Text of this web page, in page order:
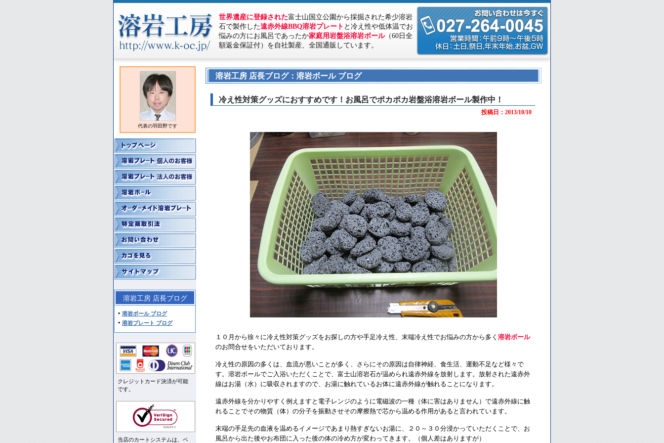
世界遺産に登録された富士山国立公園から採掘された希少溶岩
石で製作した遠赤外線BBQ溶岩プレート と冷え性や低体温でお
悩みの方にお風呂であったか家庭用岩盤浴溶岩ボール（60日全
額返金保証付）を自社製産、全国通販しています。
代表の羽田野です
溶岩工房 店長ブログ
溶岩ボール ブログ
溶岩プレート ブログ
クレジットカード決済が可能
です。
当店のカートシステムは、ベ
溶岩工房 店長ブログ：溶岩ボール ブログ
冷え性対策グッズにおすすめです！お風呂でポカポカ岩盤浴溶岩ボール製作中！
投稿日：2013/10/10
１０月から徐々に冷え性対策グッズをお探しの方や手足冷え性、末端冷え性でお悩みの方から多く 溶岩ボール
のお問合せをいただいております。
冷え性の原因の多くは、血流が悪いことが多く、さらにその原因は自律神経、食生活、運動不足など様々で
す。溶岩ボールでご入浴いただくことで、富士山溶岩石が温められ遠赤外線を放射します。放射された遠赤外
線はお湯（水）に吸収されますので、お湯に触れているお体に遠赤外線が触れることになります。
遠赤外線を分かりやすく例えますと電子レンジのように電磁波の一種（体に害はありません）で遠赤外線に触
れることでその物質（体）の分子を振動させその摩擦熱で芯から温める作用があると言われています。
末端の手足先の血液を温めるイメージであまり熱すぎないお湯に、２０～３０分浸かっていただくことで、お
風呂から出た後やお布団に入った後の体の冷め方が変わってきます。（個人差はありますが）